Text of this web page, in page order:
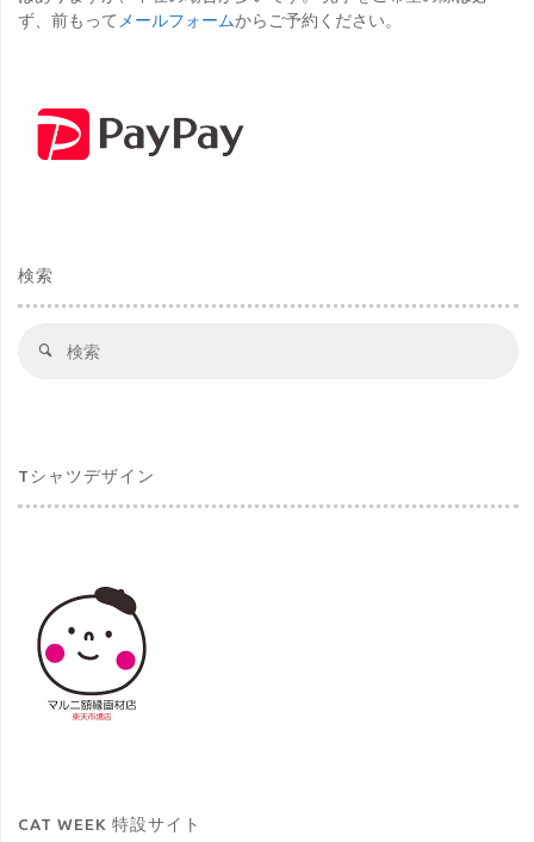
ず、前もって メールフォームからご予約ください。
検索
検
Tシャツデザイン
CAT WEEK 特設サイト